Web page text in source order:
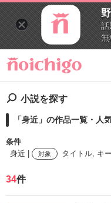
話
無
小説を探す
「身近」の作品一覧・人
条件
身近 |
対象 タイトル, キ
検索ワード
34件